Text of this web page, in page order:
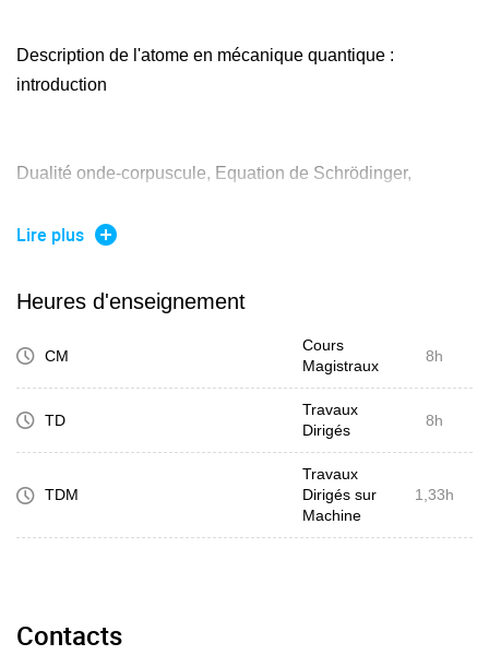
Description de l'atome en mécanique quantique :
introduction
Dualité onde-corpuscule, Equation de Schrödinger,
atomiques,
Représentation des fonctions d'onde monoélectronique de
l'atome d'hydrogène
Modèle LCAO cas des molécules diatomiques homo et
Lire plus
Heures d'enseignement
CM
Cours
Magistraux
8h
TD
Travaux
Dirigés
8h
TDM
Travaux
Dirigés sur
Machine
1,33h
Contacts